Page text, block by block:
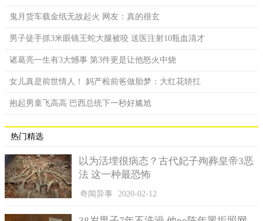
由前后跳动，于是硬要钻小货车和机车之间的超小缝隙，钻过之
后又再次翘孤轮，一度差点撞上右方来车，相当危险。
鬼月货车载金纸无故起火 网友：真的很玄
男子徒手抓3米眼镜王蛇大腿被咬 送医注射10瓶血清才
诸葛亮一生有3大憾事 第3件更是让他怒火中烧
女儿真是前世情人！ 妈产检前爸做胎梦：大红花轿扛
抱起男童飞高高 巴西总统下一秒好尴尬
热门精选
以为活埋很病态？古代妃子殉葬皇帝3恶
法 这一种最恐怖
奇闻异事 2020-02-12